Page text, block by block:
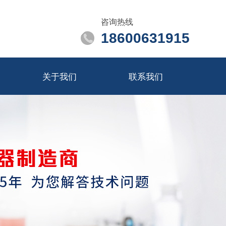
咨询热线
18600631915
关于我们 联系我们